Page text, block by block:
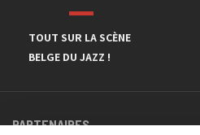
TOUT SUR LA SCÈNE
BELGE DU JAZZ !
PARTENAIRES